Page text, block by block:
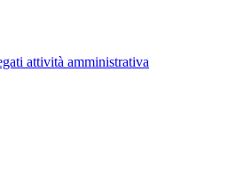
attività amministrativa